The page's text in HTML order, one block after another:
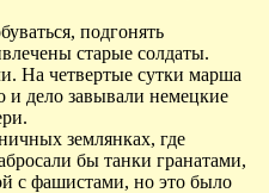
подгонять
старые солдаты.
На четвертые сутки марша
дело завывали немецкие
землянках, где
бы танки гранатами,
с фашистами, но это было